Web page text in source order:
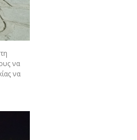
να
να